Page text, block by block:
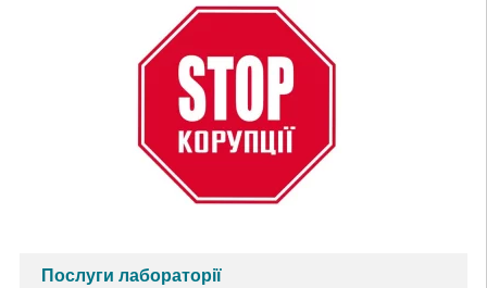
Послуги лабораторії